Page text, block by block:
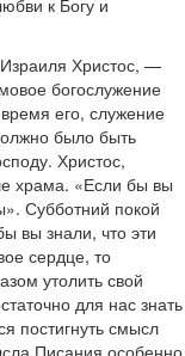
к Богу и
Христос, —
богослужение
его, служение
было быть
Христос,
храма. «Если бы вы
Субботний покой
вы знали, что эти
сердце, то
утолить свой
для нас знать
постигнуть смысл